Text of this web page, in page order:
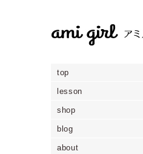
top
lesson
shop
blog
about